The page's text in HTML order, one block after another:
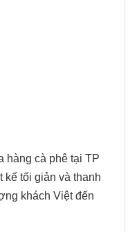
cà phê tại TP
kế tối giản và thanh
khách Việt đến